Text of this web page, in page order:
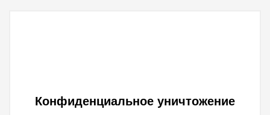
Конфиденциальное уничтожение